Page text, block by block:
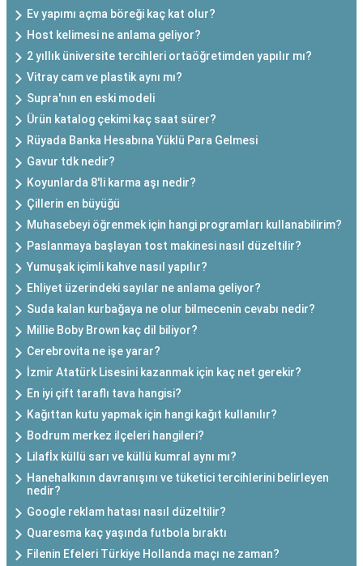
Ev yapımı açma böreği kaç kat olur?
Host kelimesi ne anlama geliyor?
2 yıllık üniversite tercihleri ortaöğretimden yapılır mı?
Vitray cam ve plastik aynı mı?
Supra'nın en eski modeli
Ürün katalog çekimi kaç saat sürer?
Rüyada Banka Hesabına Yüklü Para Gelmesi
Gavur tdk nedir?
Koyunlarda 8'li karma aşı nedir?
Çillerin en büyüğü
Muhasebeyi öğrenmek için hangi programları kullanabilirim?
Paslanmaya başlayan tost makinesi nasıl düzeltilir?
Yumuşak içimli kahve nasıl yapılır?
Ehliyet üzerindeki sayılar ne anlama geliyor?
Suda kalan kurbağaya ne olur bilmecenin cevabı nedir?
Millie Boby Brown kaç dil biliyor?
Cerebrovita ne işe yarar?
İzmir Atatürk Lisesini kazanmak için kaç net gerekir?
En iyi çift taraflı tava hangisi?
Kağıttan kutu yapmak için hangi kağıt kullanılır?
Bodrum merkez ilçeleri hangileri?
Lilafİx küllü sarı ve küllü kumral aynı mı?
Hanehalkının davranışını ve tüketici tercihlerini belirleyen
nedir?
Google reklam hatası nasıl düzeltilir?
Quaresma kaç yaşında futbola bıraktı
Filenin Efeleri Türkiye Hollanda maçı ne zaman?